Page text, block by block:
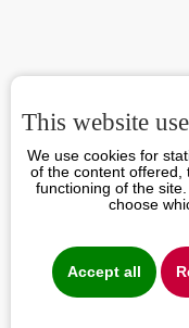
This website
We use cookies for
of the content offered,
functioning of the
choose
Accept all